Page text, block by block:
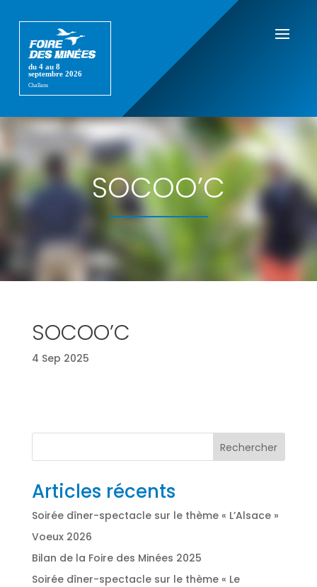
SOCOO’C
SOCOO’C
4 Sep 2025
Rechercher
Articles récents
Soirée dîner-spectacle sur le thème « L’Alsace »
Voeux 2026
Bilan de la Foire des Minées 2025
Soirée dîner-spectacle sur le thème « Le